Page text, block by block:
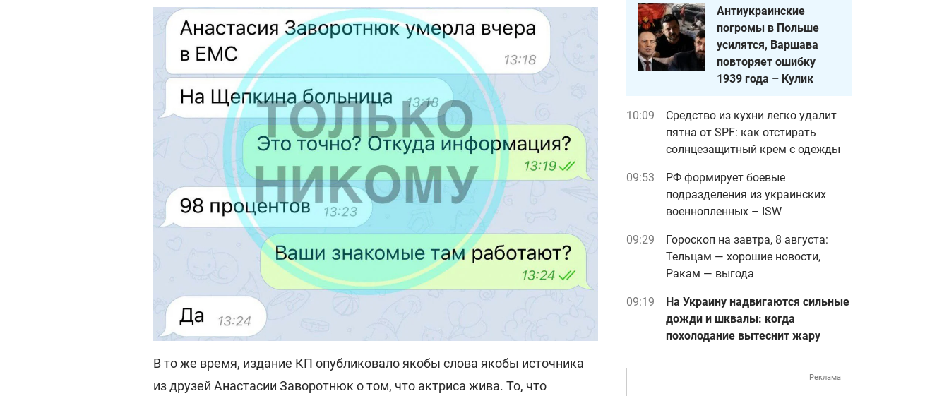
В то же время, издание КП опубликовало якобы слова якобы источника
из друзей Анастасии Заворотнюк о том, что актриса жива. То, что
Антиукраинские
погромы в Польше
усилятся, Варшава
повторяет ошибку
1939 года – Кулик
10:09
Средство из кухни легко удалит
пятна от SPF: как отстирать
солнцезащитный крем с одежды
09:53
РФ формирует боевые
подразделения из украинских
военнопленных – ISW
09:29
Гороскоп на завтра, 8 августа:
Тельцам — хорошие новости,
Ракам — выгода
09:19
На Украину надвигаются сильные
дожди и шквалы: когда
похолодание вытеснит жару
Реклама